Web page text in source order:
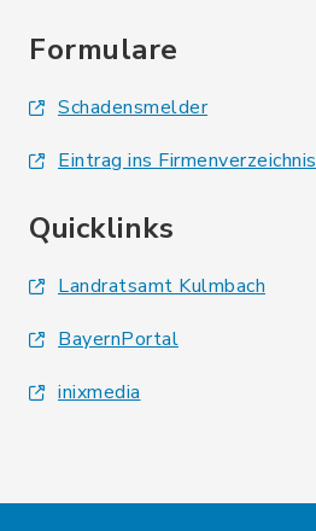
Formulare
Schadensmelder
Eintrag ins Firmenverzeichnis
Quicklinks
Landratsamt Kulmbach
BayernPortal
inixmedia